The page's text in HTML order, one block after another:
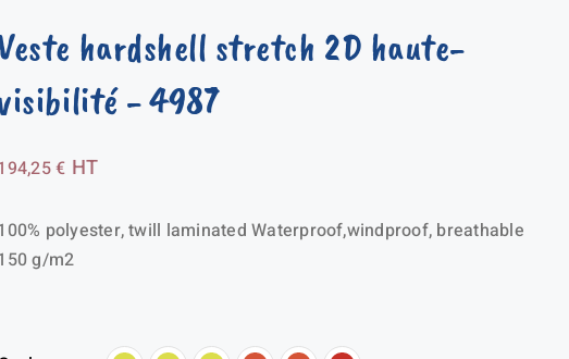
hardshell stretch 2D haute-
- 4987
€ HT
polyester, twill laminated Waterproof,windproof, breathable
g/m2